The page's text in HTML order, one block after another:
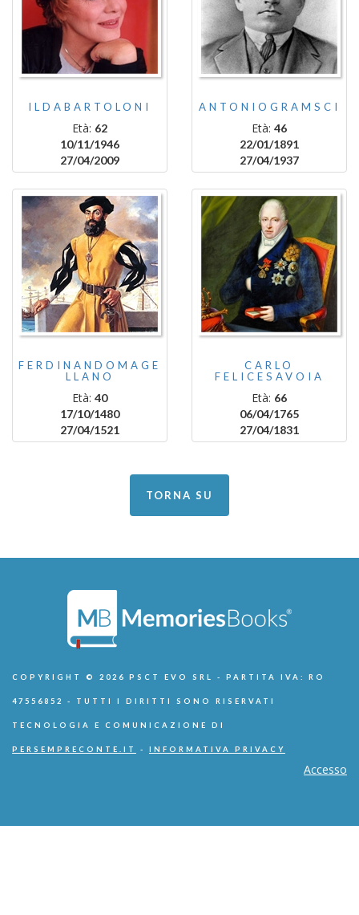
ILDABARTOLONI
Età: 62
10/11/1946
27/04/2009
ANTONIOGRAMSCI
Età: 46
22/01/1891
27/04/1937
FERDINANDOMAGE
LLANO
Età: 40
17/10/1480
27/04/1521
CARLO
FELICESAVOIA
Età: 66
06/04/1765
27/04/1831
TORNA SU
COPYRIGHT © 2026 PSCT EVO SRL - PARTITA IVA: RO
47556852 - TUTTI I DIRITTI SONO RISERVATI
TECNOLOGIA E COMUNICAZIONE DI
PERSEMPRECONTE.IT - INFORMATIVA PRIVACY
Accesso